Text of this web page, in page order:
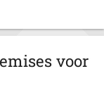
voor